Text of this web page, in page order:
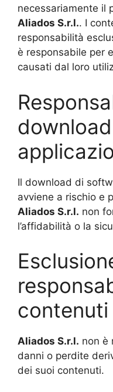
necessariamente il
Aliados S.r.l.. I
responsabilità
è responsabile per
causati dal loro
Il download di
avviene a rischio e
Aliados S.r.l. non
l’affidabilità o la
Aliados S.r.l. non è
danni o perdite
dei suoi contenuti.